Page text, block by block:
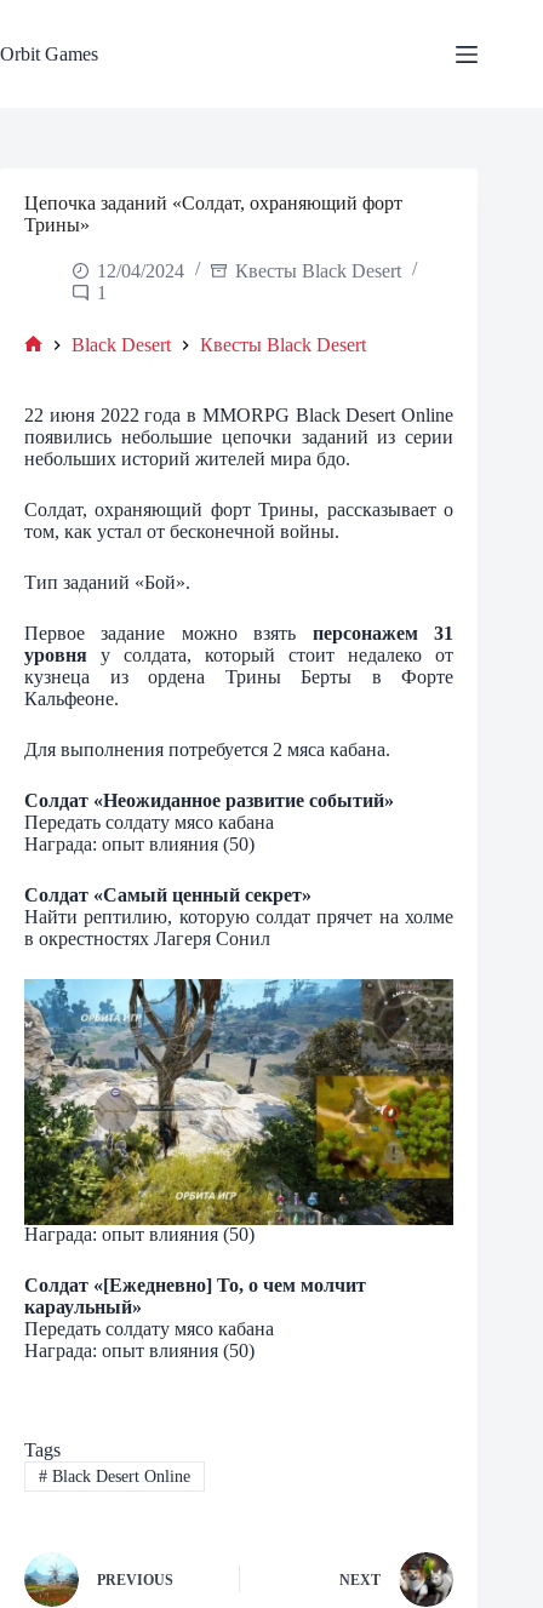
content
Orbit Games
Цепочка заданий «Солдат, охраняющий форт
Трины»
12/04/2024
Квесты Black Desert
1
Black Desert Квесты Black Desert
22 июня 2022 года в MMORPG Black Desert Online
появились небольшие цепочки заданий из серии
небольших историй жителей мира бдо.
Солдат, охраняющий форт Трины, рассказывает о
том, как устал от бесконечной войны.
Тип заданий «Бой».
Первое задание можно взять персонажем 31
уровня у солдата, который стоит недалеко от
кузнеца из ордена Трины Берты в Форте
Кальфеоне.
Для выполнения потребуется 2 мяса кабана.
Солдат «Неожиданное развитие событий»
Передать солдату мясо кабана
Награда: опыт влияния (50)
Солдат «Самый ценный секрет»
Найти рептилию, которую солдат прячет на холме
в окрестностях Лагеря Сонил
Награда: опыт влияния (50)
Солдат «[Ежедневно] То, о чем молчит
караульный»
Передать солдату мясо кабана
Награда: опыт влияния (50)
Tags
#Black Desert Online
PREVIOUS NEXT